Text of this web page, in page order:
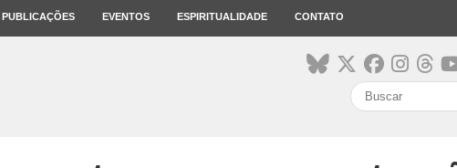
PUBLICAÇÕES EVENTOS ESPIRITUALIDADE CONTATO